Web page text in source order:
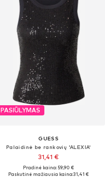
PASIŪLYMAS
GUESS
Palaidinė be rankovių 'ALEXIA'
31,41 €
Pradinė kaina: 59,90 €
Paskutinė mažiausia kaina:31,41 €